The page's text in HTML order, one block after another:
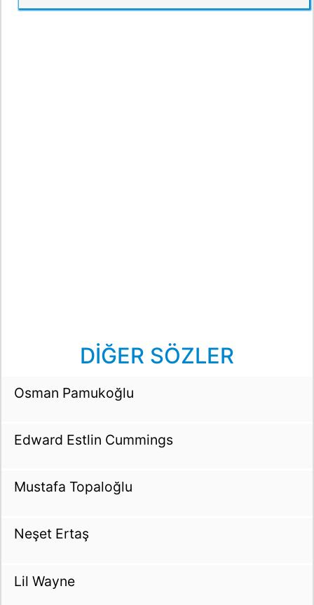
DİĞER SÖZLER
Osman Pamukoğlu
Edward Estlin Cummings
Mustafa Topaloğlu
Neşet Ertaş
Lil Wayne